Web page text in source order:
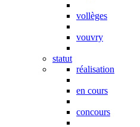
vollèges
vouvry
statut
réalisation
en cours
concours